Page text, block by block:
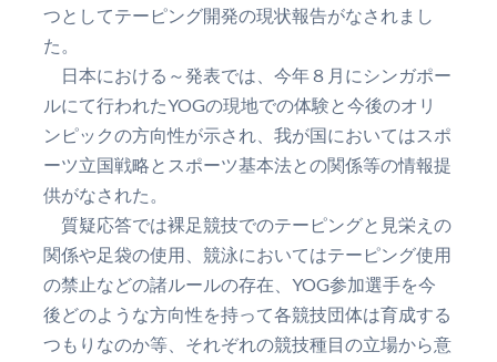
つとしてテーピング開発の現状報告がなされまし
た。
日本における～発表では、今年８月にシンガポー
ルにて行われたYOGの現地での体験と今後のオリ
ンピックの方向性が示され、我が国においてはスポ
ーツ立国戦略とスポーツ基本法との関係等の情報提
供がなされた。
質疑応答では裸足競技でのテーピングと見栄えの
関係や足袋の使用、競泳においてはテーピング使用
の禁止などの諸ルールの存在、YOG参加選手を今
後どのような方向性を持って各競技団体は育成する
つもりなのか等、それぞれの競技種目の立場から意